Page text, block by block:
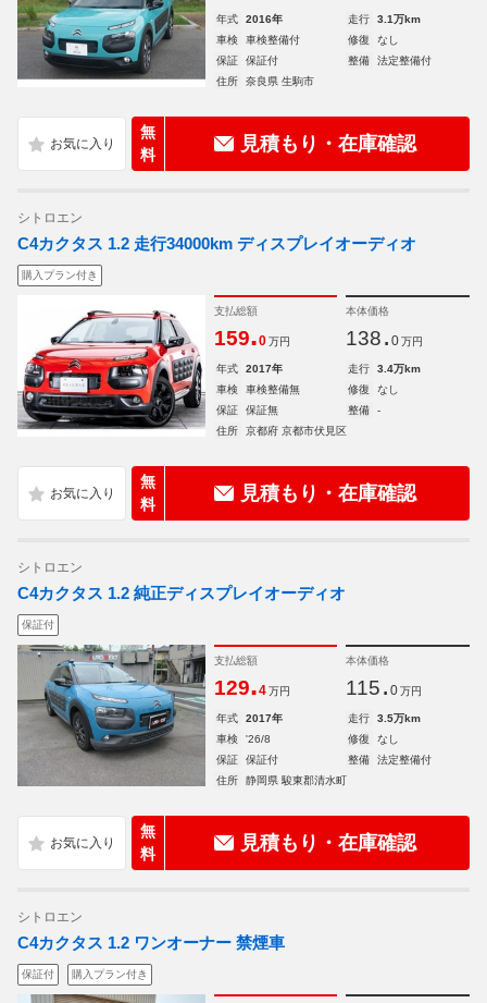
年式 2016年 走行
3.1万km
車検
車検整備付 修復
なし
保証
保証付 整備
法定整備付
住所
奈良県 生駒市
無
料
見積もり・在庫確認
シトロエン
C4カクタス 1.2 走行34000km ディスプレイオーディオ
購入プラン付き
支払総額
159.0 万円
本体価格
138. 0 万円
年式 2017年 走行
3.4万km
車検
車検整備無 修復
なし
保証
保証無 整備
-
住所
京都府 京都市伏見区
無
料
見積もり・在庫確認
シトロエン
C4カクタス 1.2 純正ディスプレイオーディオ
保証付
支払総額
129.4 万円
本体価格
115. 0 万円
年式 2017年 走行
3.5万km
車検
'26/8 修復
なし
保証
保証付 整備
法定整備付
住所
静岡県 駿東郡清水町
無
料
見積もり・在庫確認
シトロエン
C4カクタス 1.2 ワンオーナー 禁煙車
保証付 購入プラン付き